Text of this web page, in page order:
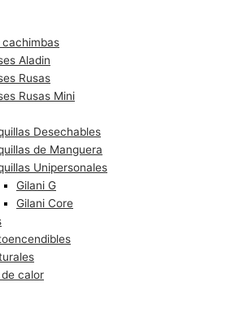
cachimbas
Aladin
Rusas
Rusas Mini
Desechables
de Manguera
Unipersonales
Gilani G
Gilani Core
calor